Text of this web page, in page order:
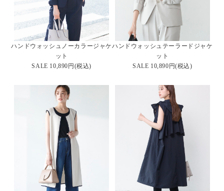
ハンドウォッシュノーカラージャケ
ット
SALE 10,890円(税込)
ハンドウォッシュテーラードジャケ
ット
SALE 10,890円(税込)